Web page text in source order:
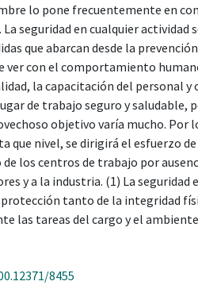
lo pone frecuentemente en
seguridad en cualquier
que abarcan desde la
ver con el comportamiento
la capacitación del personal
de trabajo seguro y saludable,
objetivo varía mucho. Por
que nivel, se dirigirá el esfuerzo de
los centros de trabajo por
y a la industria. (1) La
tanto de la integridad
las tareas del cargo y el
8455